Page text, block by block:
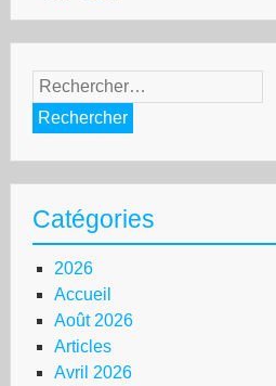
Rechercher :
Catégories
2026
Accueil
Août 2026
Articles
Avril 2026